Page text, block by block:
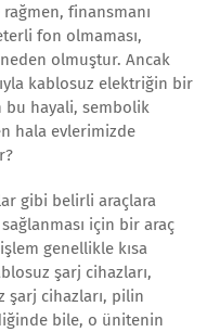
finansmanı
fon olmaması,
olmuştur. Ancak
kablosuz elektriğin bir
bu hayali, sembolik
hala evlerimizde
gibi belirli araçlara
için bir araç
genellikle kısa
şarj cihazları,
şarj cihazları, pilin
bile, o ünitenin